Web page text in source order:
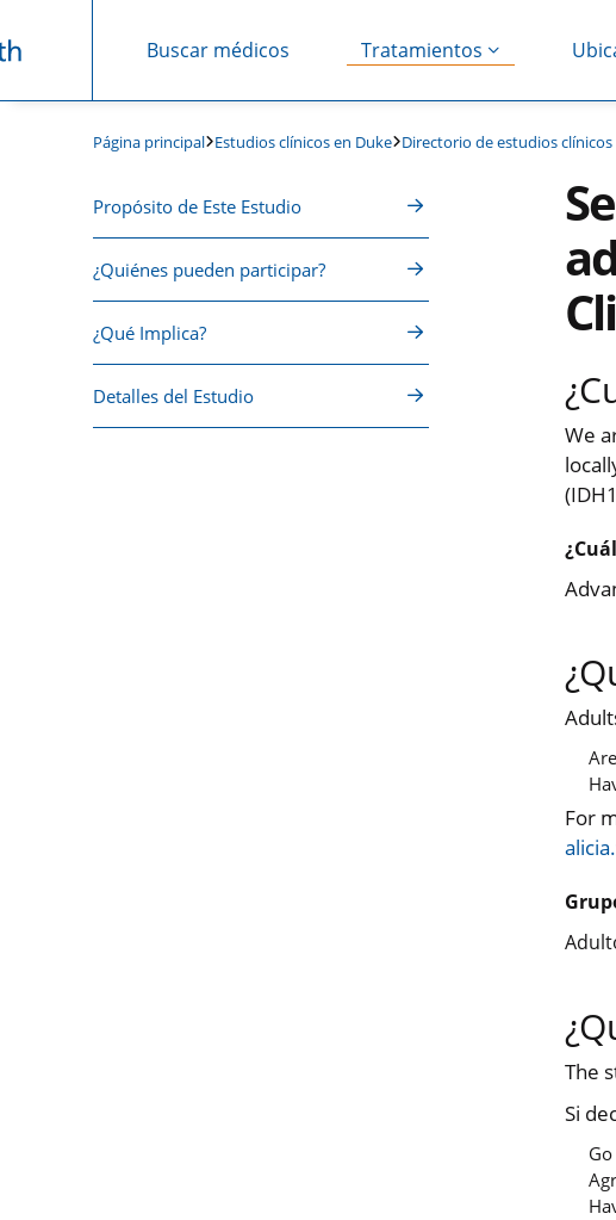
Buscar médicos Tratamientos
Página principal Estudios clínicos en Duke Directorio de estudios clínicos
Propósito de Este Estudio
¿Quiénes pueden participar?
¿Qué Implica?
Detalles del Estudio
We
For
The
Si